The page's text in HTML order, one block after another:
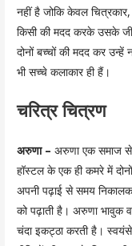
नहीं है जोकि केवल
किसी की मदद करके उसके
दोनों बच्चों की मदद कर
भी सच्चे कलाकार ही हैं।
चरित्र चित्रण
अरुणा – अरुणा एक समाज
हॉस्टल के एक ही कमरे में
अपनी पढ़ाई से समय
को पढ़ाती है। अरुणा भावुक
चंदा इकट्ठा करती है।